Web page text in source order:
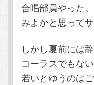
合唱部員やった
みよかと思って
しかし夏前には
コーラスでもな
若いとゆうのは